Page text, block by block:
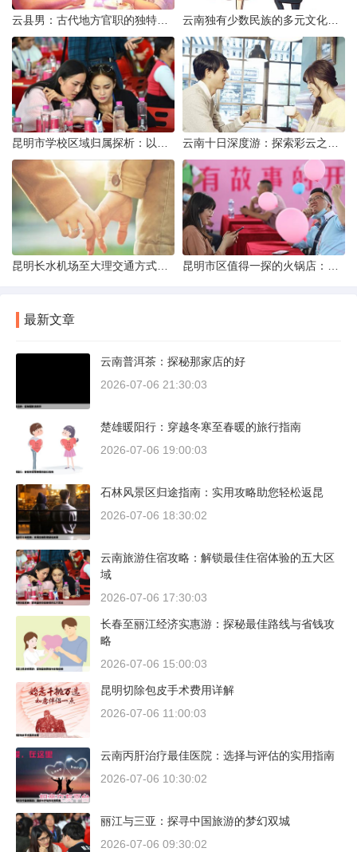
最新文章
云南普洱茶：探秘那家店的好
2026-07-06 21:30:03
楚雄暖阳行：穿越冬寒至春暖的旅行指南
2026-07-06 19:00:03
石林风景区归途指南：实用攻略助您轻松返昆
2026-07-06 18:30:02
云南旅游住宿攻略：解锁最佳住宿体验的五大区
域
2026-07-06 17:30:03
长春至丽江经济实惠游：探秘最佳路线与省钱攻
略
2026-07-06 15:00:03
昆明切除包皮手术费用详解
2026-07-06 11:00:03
云南丙肝治疗最佳医院：选择与评估的实用指南
2026-07-06 10:30:02
丽江与三亚：探寻中国旅游的梦幻双城
2026-07-06 09:30:02